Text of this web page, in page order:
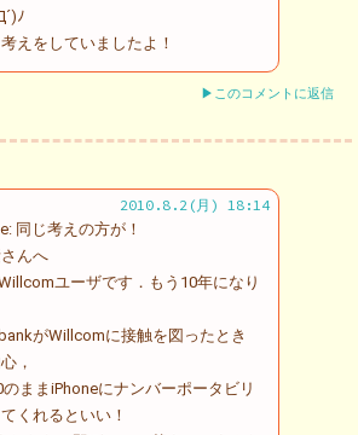
ﾉ
えをしていましたよ！
▶このコメントに返信
2010.8.2(月) 18:14
同じ考えの方が！
んへ
ユーザです．もう10年になり
がWillcomに接触を図ったとき
，
のままiPhoneにナンバーポータビリ
くれるといい！